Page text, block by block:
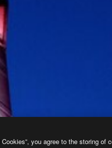
you agree to the storing of